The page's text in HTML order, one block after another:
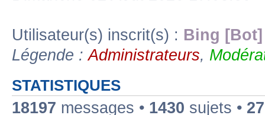
Utilisateur(s) inscrit(s) : Bing [Bot]
Légende :Administrateurs,
STATISTIQUES
18197 messages • 1430 sujets •